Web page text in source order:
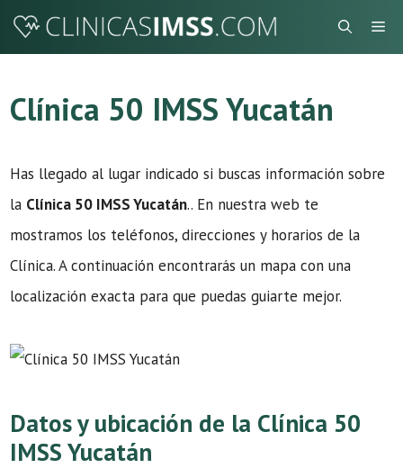
Saltar
Clínica 50 IMSS Yucatán
Has llegado al lugar indicado si buscas información sobre
la Clínica 50 IMSS Yucatán.. En nuestra web te
mostramos los teléfonos, direcciones y horarios de la
Clínica. A continuación encontrarás un mapa con una
localización exacta para que puedas guiarte mejor.
Datos y ubicación de la Clínica 50
IMSS Yucatán